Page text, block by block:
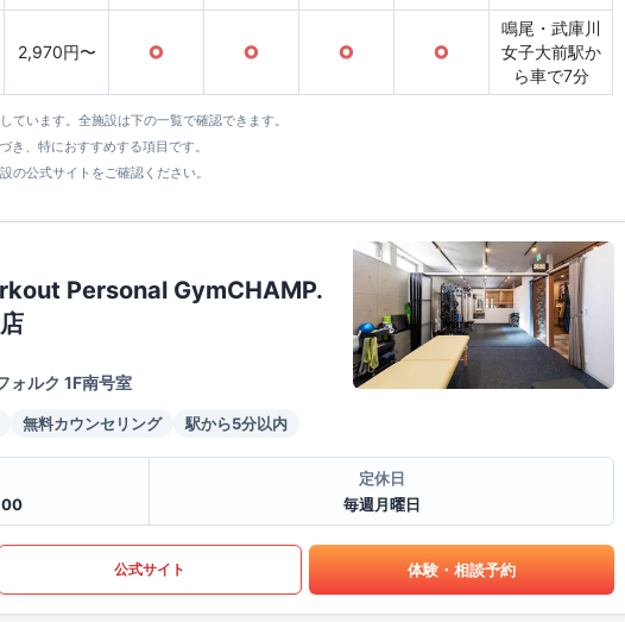
2,970円〜 ○ ○ ○ ○
鳴尾・武庫川
女子大前駅か
ら車で7分
います。全施設は下の一覧で確認できます。
、特におすすめする項目です。
の公式サイトをご確認ください。
Personal GymCHAMP.
ォルク 1F南号室
無料カウンセリング 駅から5分以内
定休日
毎週月曜日
公式サイト 体験・相談予約